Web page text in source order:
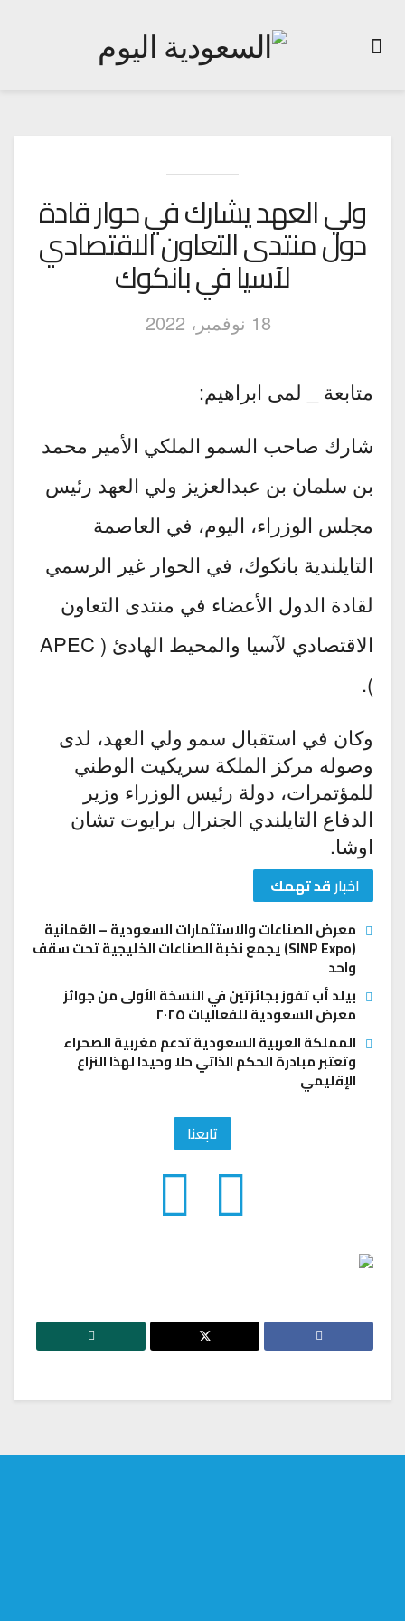
ولي العهد يشارك في حوار قادة
دول منتدى التعاون الاقتصادي
لآسيا في بانكوك
18 نوفمبر، 2022
متابعة _ لمى ابراهيم:
شارك صاحب السمو الملكي الأمير محمد
بن سلمان بن عبدالعزيز ولي العهد رئيس
مجلس الوزراء، اليوم، في العاصمة
التايلندية بانكوك، في الحوار غير الرسمي
لقادة الدول الأعضاء في منتدى التعاون
الاقتصادي لآسيا والمحيط الهادئ ( APEC
).
وكان في استقبال سمو ولي العهد، لدى
وصوله مركز الملكة سريكيت الوطني
للمؤتمرات، دولة رئيس الوزراء وزير
الدفاع التايلندي الجنرال برايوت تشان
اوشا.
اخبارقد تهمك
معرض الصناعات والاستثمارات السعودية – العُمانية
(SINP Expo) يجمع نخبة الصناعات الخليجية تحت سقف
واحد
بيلد أب تفوز بجائزتين في النسخة الأولى من جوائز
معرض السعودية للفعاليات ٢٠٢٥
المملكة العربية السعودية تدعم مغربية الصحراء
وتعتبر مبادرة الحكم الذاتي حلا وحيدا لهذا النزاع
الإقليمي
تابعنا